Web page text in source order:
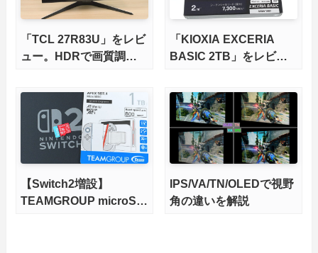
「TCL 27R83U」をレビ
ュー。HDRで画質調整
輝度も発揮！
「KIOXIA EXCERIA
BASIC 2TB」をレビュ
力、高性能、高コスパを
実現！
【Switch2増設】
TEAMGROUP microSD
IPS/VA/TN/OLEDで視野
角の違いを解説